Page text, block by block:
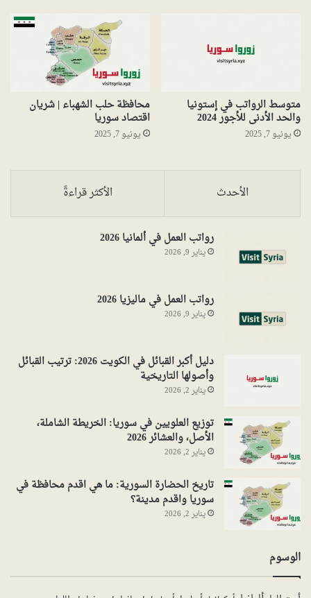
متوسط الرواتب في إستونيا
والحد الأدنى للأجور 2024
يونيو 7, 2025
محافظة حلب الشهباء | شريان
اقتصاد سوريا
يونيو 7, 2025
الأحدث الأكثر قراءةً
رواتب العمل في ألمانيا 2026
يناير 9, 2026
رواتب العمل في ماليزيا 2026
يناير 9, 2026
دليل أكبر القبائل في الكويت 2026: ترتيب القبائل
وأصولها التاريخية
يناير 2, 2026
توزيع العلويين في سوريا: الخريطة الشاملة،
الأصل، والعشائر 2026
يناير 2, 2026
تاريخ الحضارة السورية: ما هي اقدم محافظة في
سوريا واقدم مدينة؟
يناير 2, 2026
الوسوم